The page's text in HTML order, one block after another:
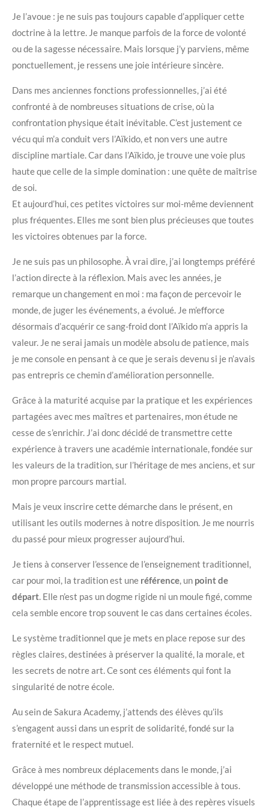
Je l’avoue : je ne suis pas toujours capable d’appliquer cette
doctrine à la lettre. Je manque parfois de la force de volonté
ou de la sagesse nécessaire. Mais lorsque j’y parviens, même
ponctuellement, je ressens une joie intérieure sincère.
Dans mes anciennes fonctions professionnelles, j’ai été
confronté à de nombreuses situations de crise, où la
confrontation physique était inévitable. C’est justement ce
vécu qui m’a conduit vers l’Aïkido, et non vers une autre
discipline martiale. Car dans l’Aïkido, je trouve une voie plus
haute que celle de la simple domination : une quête de maîtrise
de soi.
Et aujourd’hui, ces petites victoires sur moi-même deviennent
plus fréquentes. Elles me sont bien plus précieuses que toutes
les victoires obtenues par la force.
Je ne suis pas un philosophe. À vrai dire, j’ai longtemps préféré
l’action directe à la réflexion. Mais avec les années, je
remarque un changement en moi : ma façon de percevoir le
monde, de juger les événements, a évolué. Je m’efforce
désormais d’acquérir ce sang-froid dont l’Aïkido m’a appris la
valeur. Je ne serai jamais un modèle absolu de patience, mais
je me console en pensant à ce que je serais devenu si je n’avais
pas entrepris ce chemin d’amélioration personnelle.
Grâce à la maturité acquise par la pratique et les expériences
partagées avec mes maîtres et partenaires, mon étude ne
cesse de s’enrichir. J’ai donc décidé de transmettre cette
expérience à travers une académie internationale, fondée sur
les valeurs de la tradition, sur l’héritage de mes anciens, et sur
mon propre parcours martial.
Mais je veux inscrire cette démarche dans le présent, en
utilisant les outils modernes à notre disposition. Je me nourris
du passé pour mieux progresser aujourd’hui.
Je tiens à conserver l’essence de l’enseignement traditionnel,
car pour moi, la tradition est une référence, un point de
départ. Elle n’est pas un dogme rigide ni un moule figé, comme
cela semble encore trop souvent le cas dans certaines écoles.
Le système traditionnel que je mets en place repose sur des
règles claires, destinées à préserver la qualité, la morale, et
les secrets de notre art. Ce sont ces éléments qui font la
singularité de notre école.
Au sein de Sakura Academy, j’attends des élèves qu’ils
s’engagent aussi dans un esprit de solidarité, fondé sur la
fraternité et le respect mutuel.
Grâce à mes nombreux déplacements dans le monde, j’ai
développé une méthode de transmission accessible à tous.
Chaque étape de l’apprentissage est liée à des repères visuels